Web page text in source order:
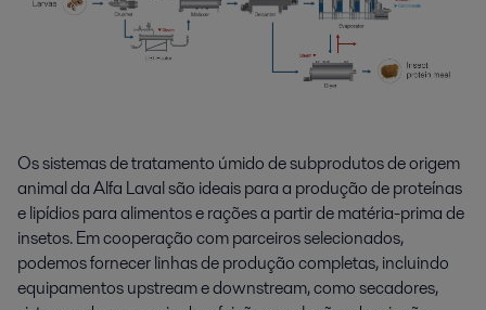
Os sistemas de tratamento úmido de subprodutos de origem
animal da Alfa Laval são ideais para a produção de proteínas
e lipídios para alimentos e rações a partir de matéria-prima de
insetos. Em cooperação com parceiros selecionados,
podemos fornecer linhas de produção completas, incluindo
equipamentos upstream e downstream, como secadores,